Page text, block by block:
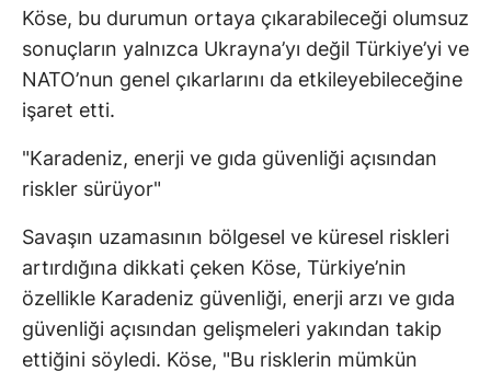
Köse, bu durumun ortaya çıkarabileceği olumsuz
sonuçların yalnızca Ukrayna’yı değil Türkiye’yi ve
NATO’nun genel çıkarlarını da etkileyebileceğine
işaret etti.
"Karadeniz, enerji ve gıda güvenliği açısından
riskler sürüyor"
Savaşın uzamasının bölgesel ve küresel riskleri
artırdığına dikkati çeken Köse, Türkiye’nin
özellikle Karadeniz güvenliği, enerji arzı ve gıda
güvenliği açısından gelişmeleri yakından takip
ettiğini söyledi. Köse, "Bu risklerin mümkün